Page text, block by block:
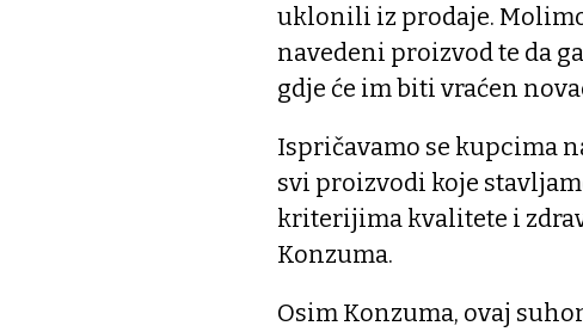
uklonili iz prodaje.
navedeni proizvod te da
gdje će im biti vraćen
Ispričavamo se kupcima
svi proizvodi koje
kriterijima kvalitete i
Konzuma.
Osim Konzuma, ovaj